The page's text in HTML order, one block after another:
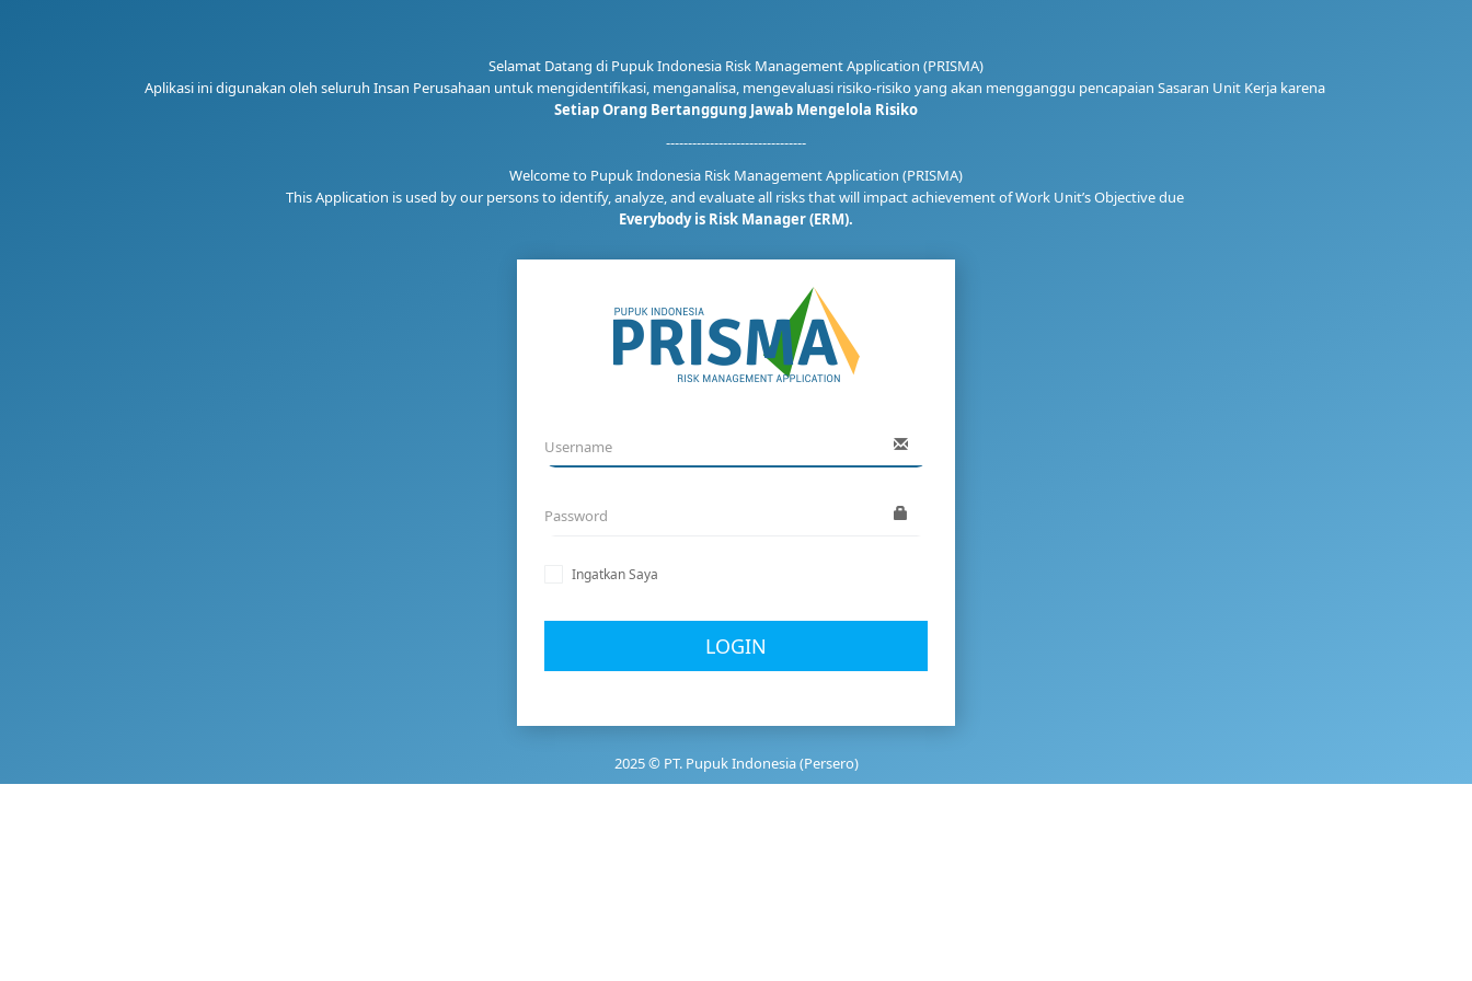
Selamat Datang di Pupuk Indonesia Risk Management Application (PRISMA)
Aplikasi ini digunakan oleh seluruh Insan Perusahaan untuk mengidentifikasi, menganalisa, mengevaluasi risiko-risiko yang akan mengganggu pencapaian Sasaran Unit Kerja karena
Setiap Orang Bertanggung Jawab Mengelola Risiko
--------------------------------
Welcome to Pupuk Indonesia Risk Management Application (PRISMA)
This Application is used by our persons to identify, analyze, and evaluate all risks that will impact achievement of Work Unit’s Objective due
Everybody is Risk Manager (ERM).
Ingatkan Saya
LOGIN
2025 © PT. Pupuk Indonesia (Persero)